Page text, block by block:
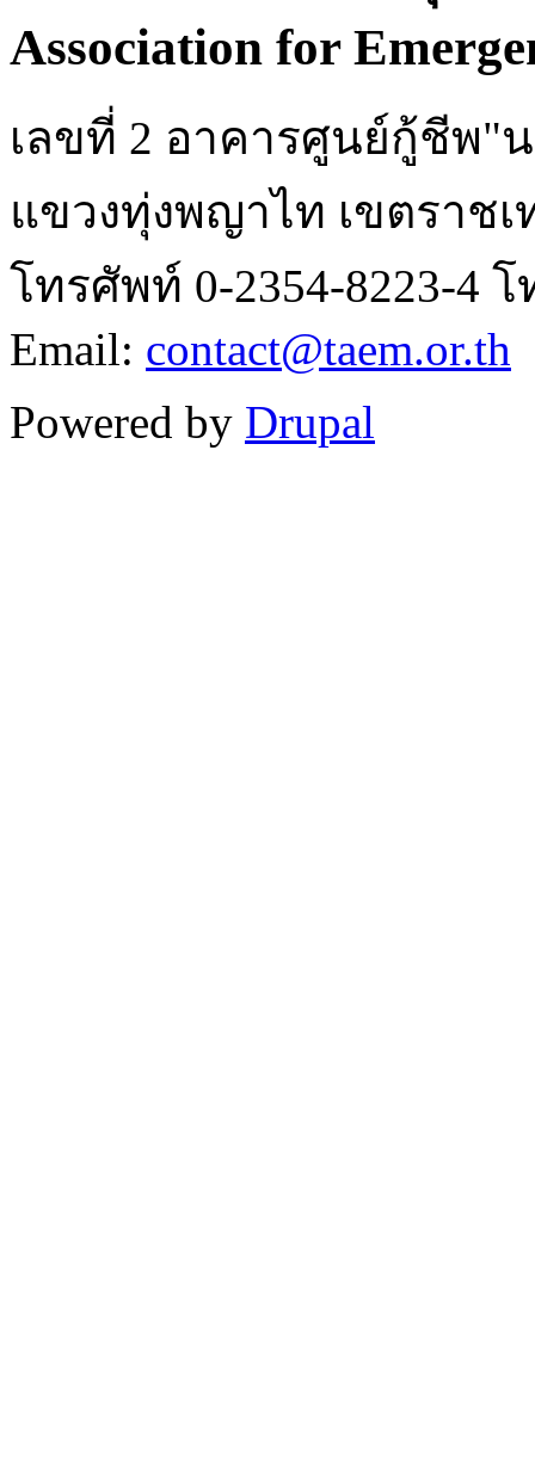
Association for
เลขที่ 2 อาคารศูนย์กู้ชีพ"
แขวงทุ่งพญาไท เขตราชเ
โทรศัพท์ 0-2354-8223-4 โ
Email: contact@taem.or.th
Powered by Drupal